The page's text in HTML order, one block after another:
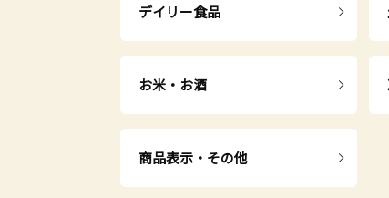
デイリー食品
お米・お酒
商品表示・その他